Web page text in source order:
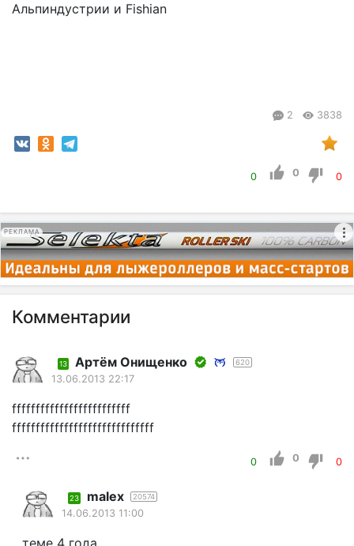
Альпиндустрии и Fishian
2 3838
0 0 0
РЕКЛАМА
Комментарии
13 Артём Онищенко 620
13.06.2013 22:17
fffffffffffffffffffffffff
ffffffffffffffffffffffffffffff
0 0 0
23 malex 20574
14.06.2013 11:00